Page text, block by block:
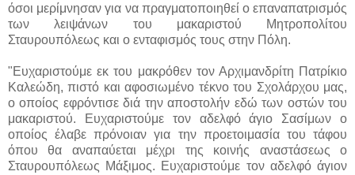
όσοι μερίμνησαν για να πραγματοποιηθεί ο επαναπατρισμός
των λειψάνων του μακαριστού Μητροπολίτου
Σταυρουπόλεως και ο ενταφισμός τους στην Πόλη.
"Ευχαριστούμε εκ του μακρόθεν τον Αρχιμανδρίτη Πατρίκιο
Καλεώδη, πιστό και αφοσιωμένο τέκνο του Σχολάρχου μας,
ο οποίος εφρόντισε διά την αποστολήν εδώ των οστών του
μακαριστού. Ευχαριστούμε τον αδελφό άγιο Σασίμων ο
οποίος έλαβε πρόνοιαν για την προετοιμασία του τάφου
όπου θα αναπαύεται μέχρι της κοινής αναστάσεως ο
Σταυρουπόλεως Μάξιμος. Ευχαριστούμε τον αδελφό άγιον